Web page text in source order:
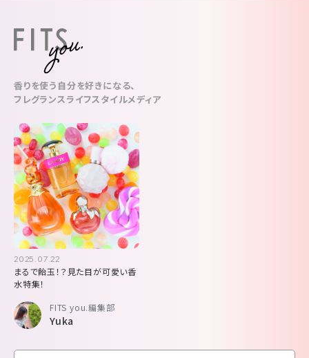
香りを使う自分を好きになる、
フレグランスライフスタイルメディア
2025.07.22
まるで飴玉！？見た目が可愛い香
水特集！
FITS you.編集部
Yuka